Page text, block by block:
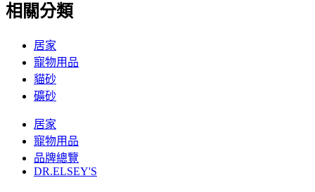
相關分類
居家
寵物用品
貓砂
礦砂
居家
寵物用品
品牌總覽
DR.ELSEY'S